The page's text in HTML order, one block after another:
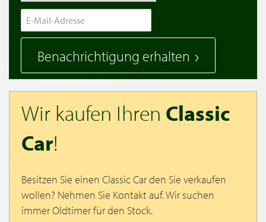
Benachrichtigung erhalten
Wir kaufen Ihren Classic
Car!
Besitzen Sie einen Classic Car den Sie verkaufen
wollen? Nehmen Sie Kontakt auf. Wir suchen
immer Oldtimer für den Stock.